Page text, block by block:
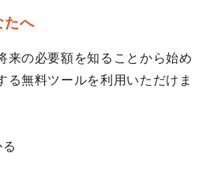
たへ
来の必要額を知ることから始め
る無料ツールを利用いただけま